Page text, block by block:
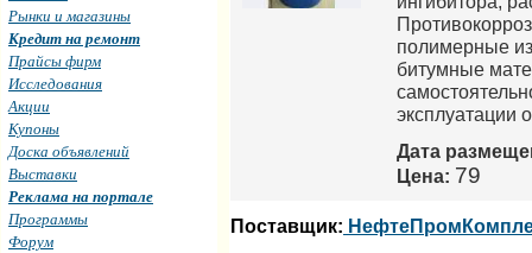
полимерные
битумные
эксплуатации
Дата
Цена: 79
Поставщик:
Рынки и магазины
Кредит на ремонт
Прайсы фирм
Исследования
Акции
Купоны
Доска объявлений
Выставки
Реклама на портале
Программы
Форум